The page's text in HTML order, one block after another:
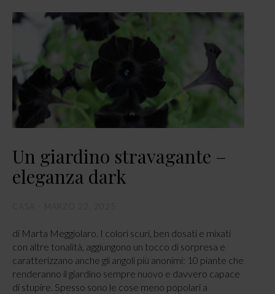
Un giardino stravagante –
eleganza dark
di Marta Meggiolaro. I colori scuri, ben dosati e mixati
con altre tonalità, aggiungono un tocco di sorpresa e
caratterizzano anche gli angoli più anonimi: 10 piante che
renderanno il giardino sempre nuovo e davvero capace
di stupire. Spesso sono le cose meno popolari a